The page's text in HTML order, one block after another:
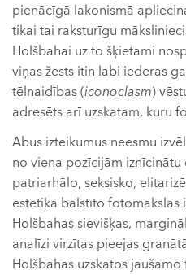
pienācīgā lakonismā
tikai tai raksturīgu
Holšbahai uz to šķietami
viņas žests itin labi iederas
tēlnaidības (iconoclasm)
adresēts arī uzskatam, kuru
Abus izteikumus neesmu
no viena pozīcijām
patriarhālo, seksisko,
estētikā balstīto fotomākslas
Holšbahas sievišķas,
analīzi virzītas pieejas
Holšbahas uzskatos